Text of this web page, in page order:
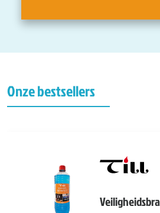
Onze bestsellers